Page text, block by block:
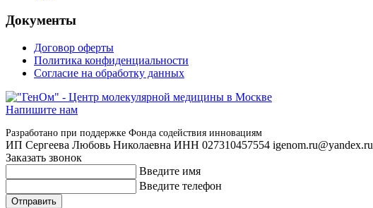
Документы
Договор оферты
Политика конфиденциальности
Согласие на обработку данных
Напишите нам
Разработано при поддержке Фонда содействия инновациям
ИП Сергеева Любовь Николаевна ИНН 027310457554 igenom.ru@yandex.ru
Заказать звонок
Введите имя
Введите телефон
Отправить